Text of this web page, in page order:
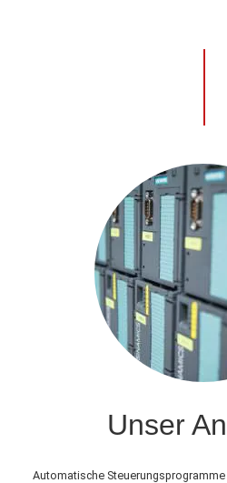
Unser
Automatische